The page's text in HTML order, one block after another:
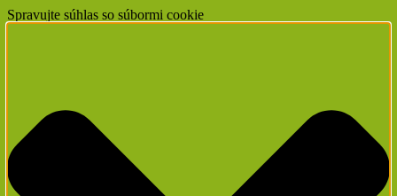
Spravujte súhlas so súbormi cookie